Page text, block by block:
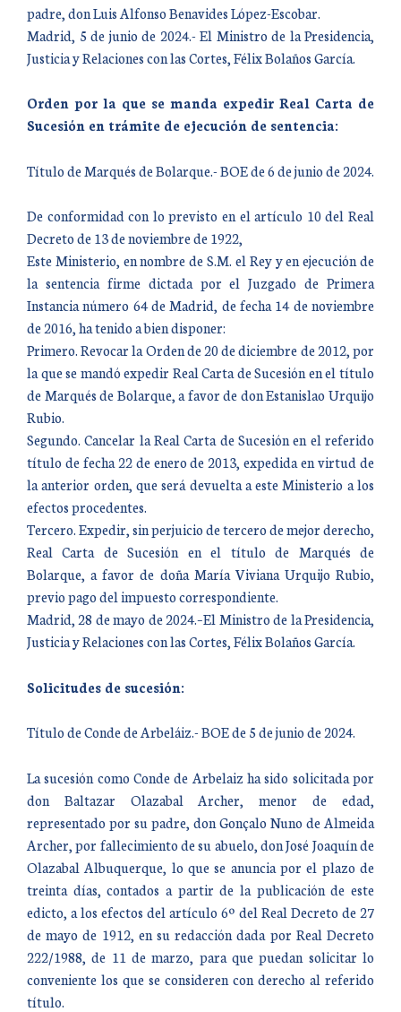
padre, don Luis Alfonso Benavides López-Escobar.
Madrid, 5 de junio de 2024.- El Ministro de la Presidencia,
Justicia y Relaciones con las Cortes, Félix Bolaños García.
Orden por la que se manda expedir Real Carta de
Sucesión en trámite de ejecución de sentencia:
Título de Marqués de Bolarque.- BOE de 6 de junio de 2024.
De conformidad con lo previsto en el artículo 10 del Real
Decreto de 13 de noviembre de 1922,
Este Ministerio, en nombre de S.M. el Rey y en ejecución de
la sentencia firme dictada por el Juzgado de Primera
Instancia número 64 de Madrid, de fecha 14 de noviembre
de 2016, ha tenido a bien disponer:
Primero. Revocar la Orden de 20 de diciembre de 2012, por
la que se mandó expedir Real Carta de Sucesión en el título
de Marqués de Bolarque, a favor de don Estanislao Urquijo
Rubio.
Segundo. Cancelar la Real Carta de Sucesión en el referido
título de fecha 22 de enero de 2013, expedida en virtud de
la anterior orden, que será devuelta a este Ministerio a los
efectos procedentes.
Tercero. Expedir, sin perjuicio de tercero de mejor derecho,
Real Carta de Sucesión en el título de Marqués de
Bolarque, a favor de doña María Viviana Urquijo Rubio,
previo pago del impuesto correspondiente.
Madrid, 28 de mayo de 2024.–El Ministro de la Presidencia,
Justicia y Relaciones con las Cortes, Félix Bolaños García.
Solicitudes de sucesión:
Título de Conde de Arbeláiz.- BOE de 5 de junio de 2024.
La sucesión como Conde de Arbelaiz ha sido solicitada por
don Baltazar Olazabal Archer, menor de edad,
representado por su padre, don Gonçalo Nuno de Almeida
Archer, por fallecimiento de su abuelo, don José Joaquín de
Olazabal Albuquerque, lo que se anuncia por el plazo de
treinta días, contados a partir de la publicación de este
edicto, a los efectos del artículo 6º del Real Decreto de 27
de mayo de 1912, en su redacción dada por Real Decreto
222/1988, de 11 de marzo, para que puedan solicitar lo
conveniente los que se consideren con derecho al referido
título.